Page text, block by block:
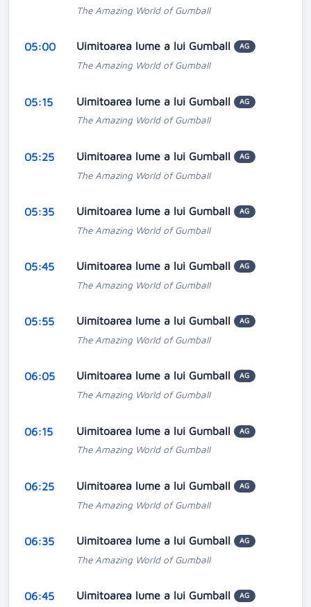
The Amazing World of Gumball
05:00 Uimitoarea lume a lui Gumball AG
The Amazing World of Gumball
05:15 Uimitoarea lume a lui Gumball AG
The Amazing World of Gumball
05:25 Uimitoarea lume a lui Gumball AG
The Amazing World of Gumball
05:35 Uimitoarea lume a lui Gumball AG
The Amazing World of Gumball
05:45 Uimitoarea lume a lui Gumball AG
The Amazing World of Gumball
05:55 Uimitoarea lume a lui Gumball AG
The Amazing World of Gumball
06:05 Uimitoarea lume a lui Gumball AG
The Amazing World of Gumball
06:15 Uimitoarea lume a lui Gumball AG
The Amazing World of Gumball
06:25 Uimitoarea lume a lui Gumball AG
The Amazing World of Gumball
06:35 Uimitoarea lume a lui Gumball AG
The Amazing World of Gumball
06:45 Uimitoarea lume a lui Gumball AG